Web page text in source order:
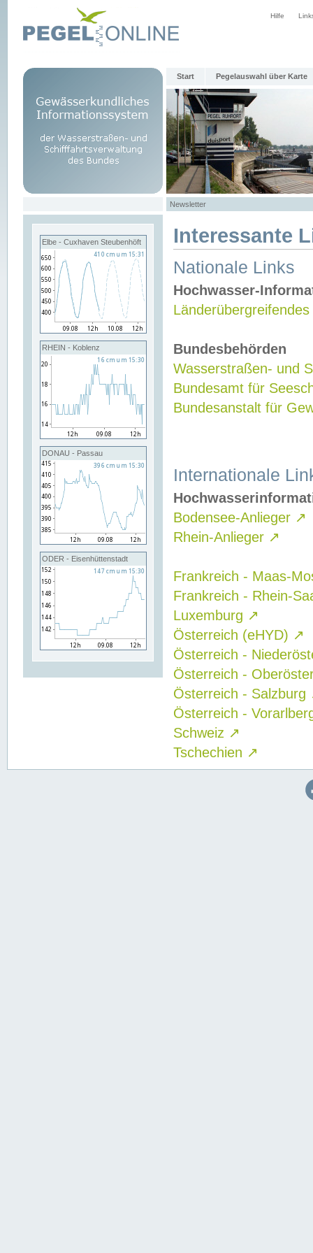
Hilfe
Start Pegelauswahl über Karte
Newsletter
Elbe - Cuxhaven Steubenhöft
RHEIN - Koblenz
DONAU - Passau
ODER - Eisenhüttenstadt
Interessante
Nationale Links
Hochwasser-
Bundesbehörden
Wasserstraßen- und
Bundesamt für
Bundesanstalt für
Internationale
Bodensee-Anlieger ↗
Rhein-Anlieger ↗
Frankreich - Maas-
Frankreich - Rhein-
Luxemburg ↗
Österreich (eHYD) ↗
Österreich -
Österreich -
Österreich - Salzburg
Österreich -
Schweiz ↗
Tschechien ↗